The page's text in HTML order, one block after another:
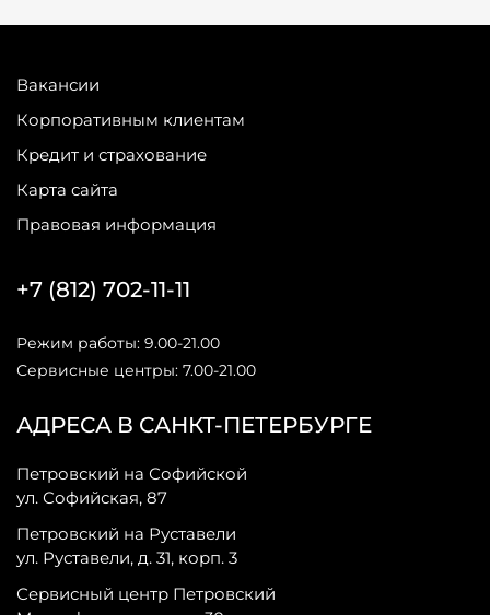
Вакансии
Корпоративным клиентам
Кредит и страхование
Карта сайта
Правовая информация
АДРЕСА В САНКТ-ПЕТЕРБУРГЕ
Петровский на Софийской
ул. Софийская, 87
Петровский на Руставели
ул. Руставели, д. 31, корп. 3
Сервисный центр Петровский
+7 (812) 702-11-11
Режим работы: 9.00-21.00
Сервисные центры: 7.00-21.00